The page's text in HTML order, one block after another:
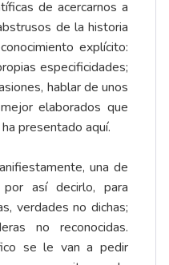
de acercarnos a
de la historia
explícito:
especificidades;
hablar de unos
elaborados que
presentado aquí.
una de
así decirlo, para
verdades no dichas;
no reconocidas.
se le van a pedir